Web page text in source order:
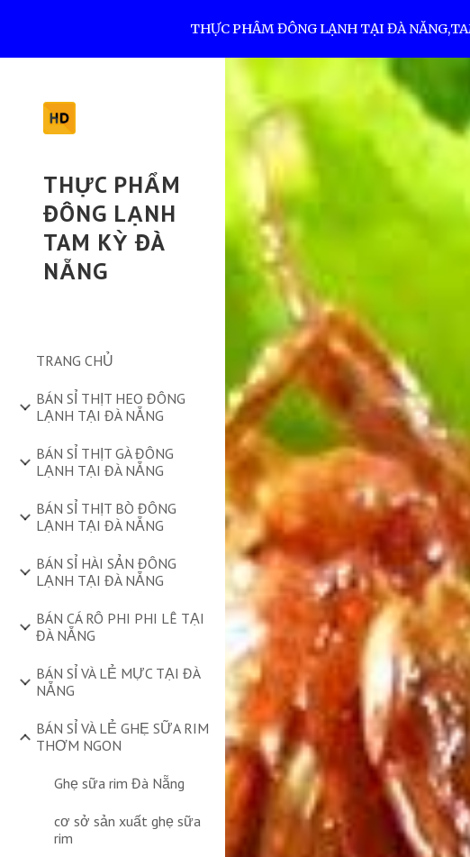
Skip to main
THỰC PHẨM ĐÔNG LẠNH TẠI ĐÀ
THỰC PHẨM
ĐÔNG LẠNH
TAM KỲ ĐÀ
NẴNG
TRANG CHỦ
BÁN SỈ THỊT HEO ĐÔNG
LẠNH TẠI ĐÀ NẴNG
BÁN SỈ THỊT GÀ ĐÔNG
LẠNH TẠI ĐÀ NẴNG
BÁN SỈ THỊT BÒ ĐÔNG
LẠNH TẠI ĐÀ NẴNG
BÁN SỈ HÀI SẢN ĐÔNG
LẠNH TẠI ĐÀ NẴNG
BÁN CÁ RÔ PHI PHI LÊ TẠI
ĐÀ NẴNG
BÁN SỈ VÀ LẺ MỰC TẠI ĐÀ
NẴNG
BÁN SỈ VÀ LẺ GHẸ SỮA RIM
THƠM NGON
Ghẹ sữa rim Đà Nẵng
cơ sở sản xuất ghẹ sữa
rim